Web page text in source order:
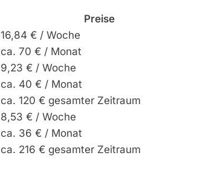
Preise
16,84 € / Woche
ca. 70 € / Monat
9,23 € / Woche
ca. 40 € / Monat
ca. 120 € gesamter Zeitraum
8,53 € / Woche
ca. 36 € / Monat
ca. 216 € gesamter Zeitraum